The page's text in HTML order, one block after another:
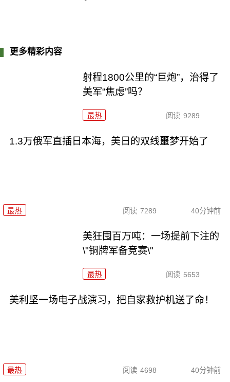
更多精彩内容
射程1800公里的“巨炮”，治得了
美军“焦虑”吗？
最热 阅读 9289
1.3万俄军直插日本海，美日的双线噩梦开始了
最热 阅读 7289 40分钟前
美狂囤百万吨：一场提前下注的
\"铜牌军备竞赛\"
最热 阅读 5653
美利坚一场电子战演习，把自家救护机送了命！
最热 阅读 4698 40分钟前